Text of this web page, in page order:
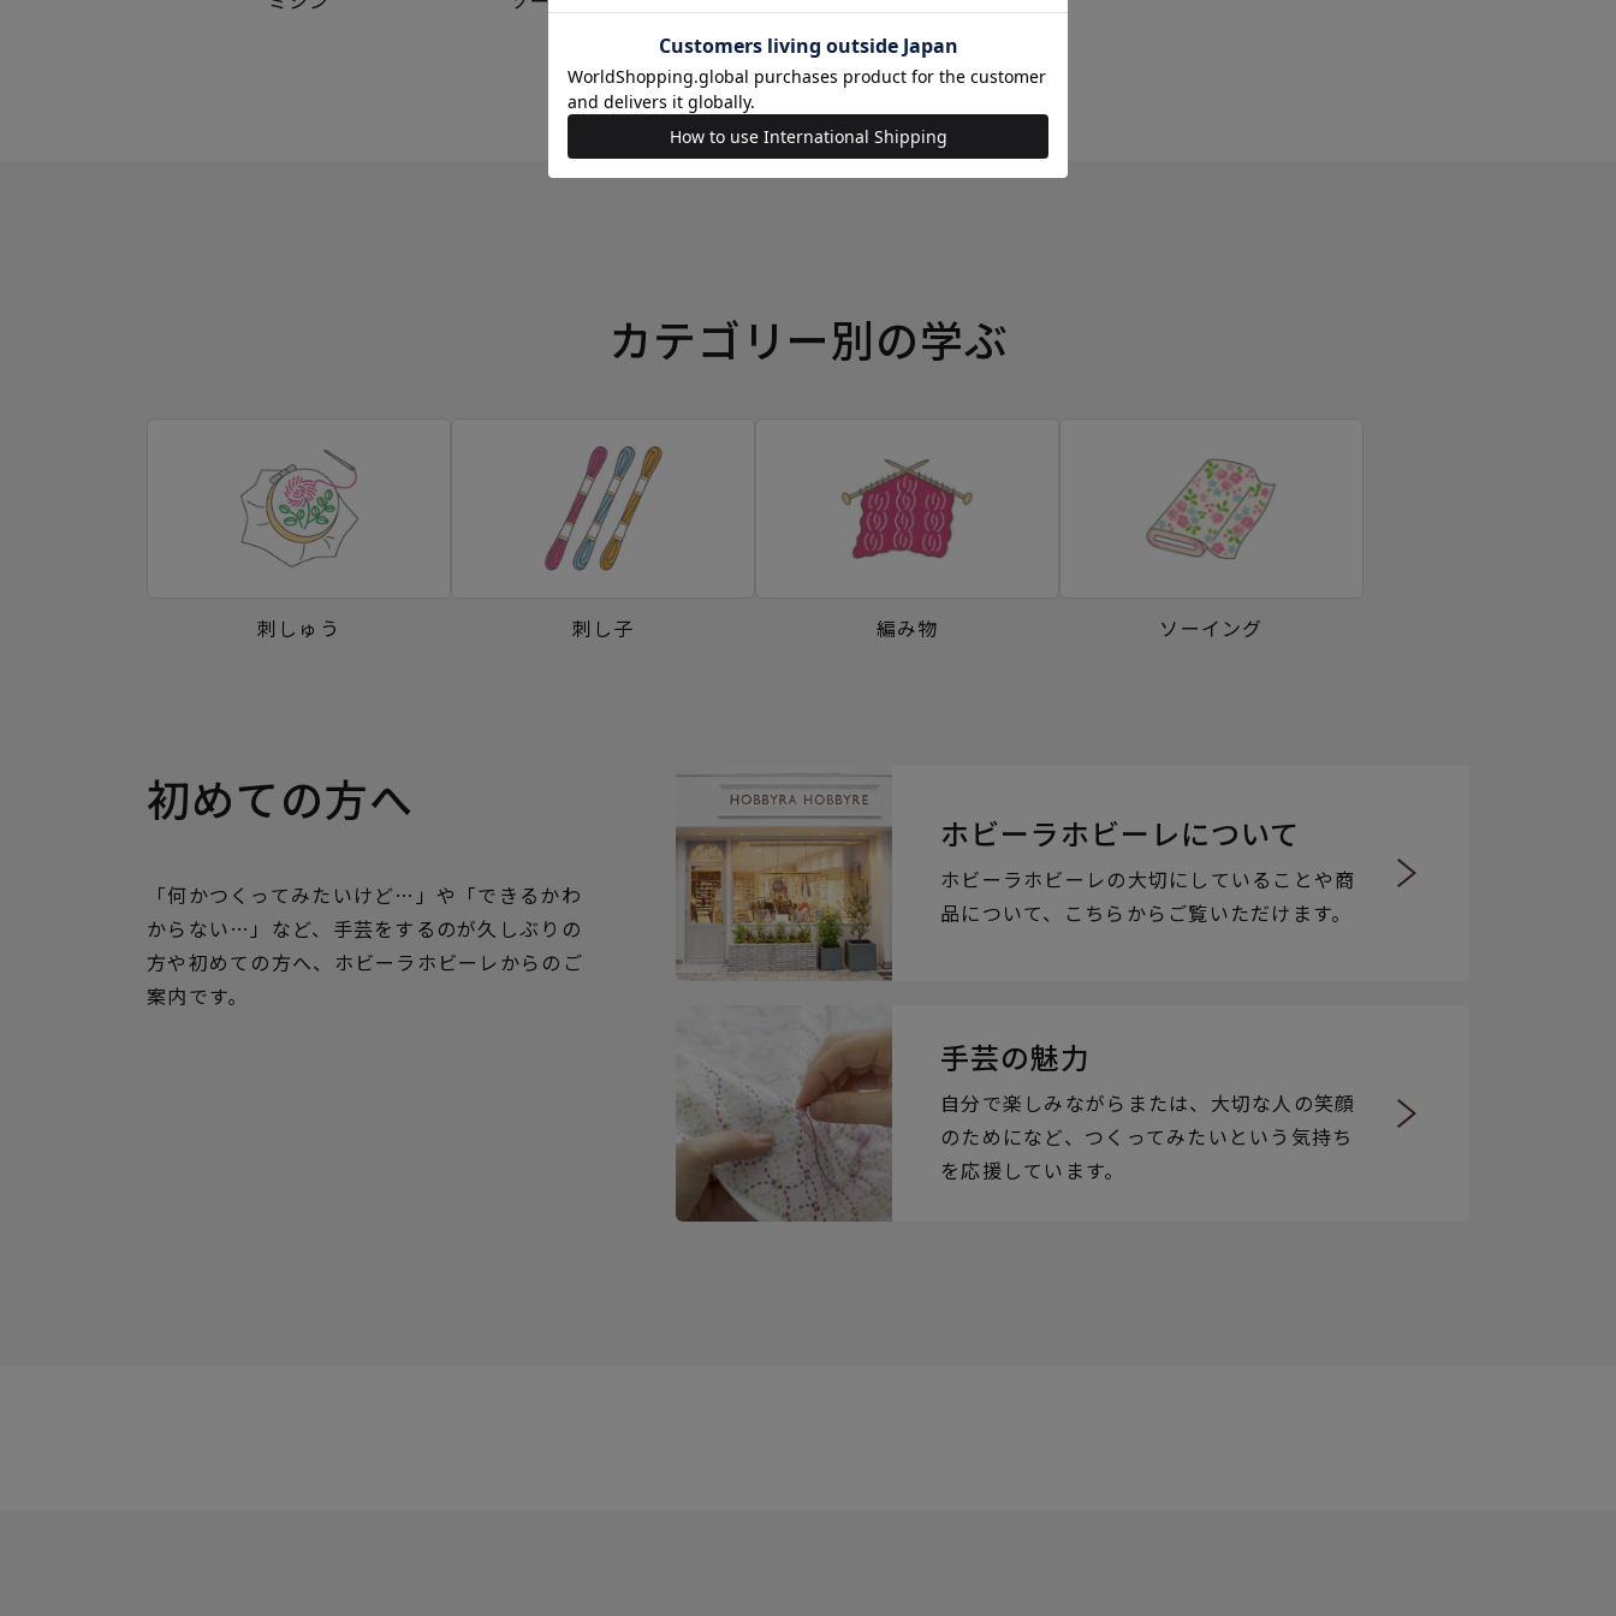
カテゴリー別の学ぶ
刺しゅう 刺し子 編み物 ソーイング
初めての方へ
「何かつくってみたいけど…」や「できるかわ
からない…」など、手芸をするのが久しぶりの
方や初めての方へ、ホビーラホビーレからのご
案内です。
ホビーラホビーレについて
ホビーラホビーレの大切にしていることや商
品について、こちらからご覧いただけます。
手芸の魅力
自分で楽しみながらまたは、大切な人の笑顔
のためになど、つくってみたいという気持ち
を応援しています。